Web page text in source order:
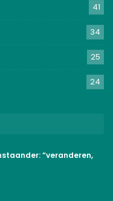
41
34
25
24
“veranderen,